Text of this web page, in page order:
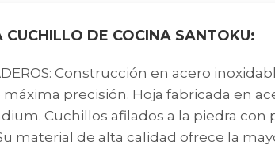
CUCHILLO DE COCINA SANTOKU:
Construcción en acero
precisión. Hoja fabricada en
Cuchillos afilados a la piedra con
material de alta calidad ofrece la